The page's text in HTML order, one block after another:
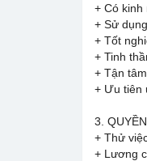
+ Có kinh
+ Sử
+ Tốt
+ Tinh
+ Tận
+ Ưu tiên
3.
+ Thử
+ Lương